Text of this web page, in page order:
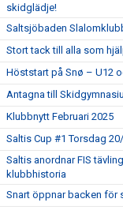
skidglädje!
Saltsjöbaden
Stort tack till alla som
Höststart på Snø – U12
Antagna till
Klubbnytt Februari 2025
Saltis Cup #1 Torsdag
Saltis anordnar FIS
klubbhistoria
Snart öppnar backen för